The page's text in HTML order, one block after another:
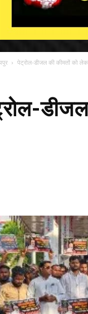
पेट्रोल-डीजल की कीमतों को